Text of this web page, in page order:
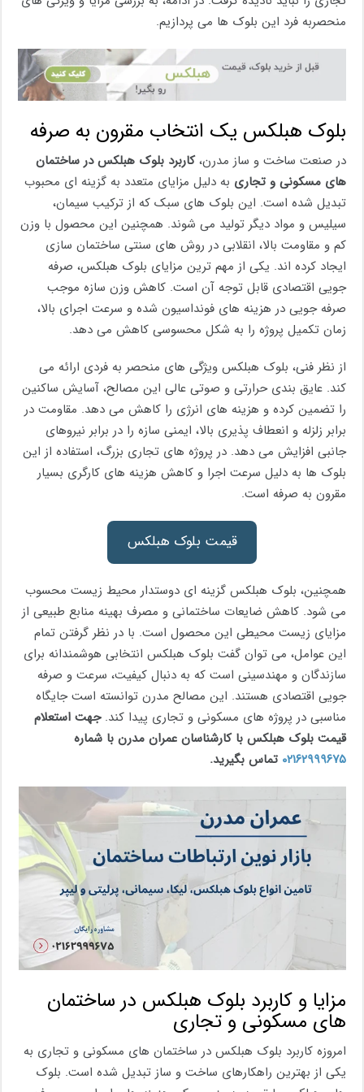
منحصربه فرد این بلوک ها می پردازیم.
بلوک هبلکس یک انتخاب مقرون به صرفه
در صنعت ساخت و ساز مدرن،کاربرد بلوک هبلکس در ساختمان
های مسکونی و تجاری به دلیل مزایای متعدد به گزینه ای محبوب
تبدیل شده است. این بلوک های سبک که از ترکیب سیمان،
سیلیس و مواد دیگر تولید می شوند. همچنین این محصول با وزن
کم و مقاومت بالا، انقلابی در روش های سنتی ساختمان سازی
ایجاد کرده اند. یکی از مهم ترین مزایای بلوک هبلکس، صرفه
جویی اقتصادی قابل توجه آن است. کاهش وزن سازه موجب
صرفه جویی در هزینه های فونداسیون شده و سرعت اجرای بالا،
زمان تکمیل پروژه را به شکل محسوسی کاهش می دهد.
از نظر فنی، بلوک هبلکس ویژگی های منحصر به فردی ارائه می
کند. عایق بندی حرارتی و صوتی عالی این مصالح، آسایش ساکنین
را تضمین کرده و هزینه های انرژی را کاهش می دهد. مقاومت در
برابر زلزله و انعطاف پذیری بالا، ایمنی سازه را در برابر نیروهای
جانبی افزایش می دهد. در پروژه های تجاری بزرگ، استفاده از این
بلوک ها به دلیل سرعت اجرا و کاهش هزینه های کارگری بسیار
مقرون به صرفه است.
قیمت بلوک هبلکس
همچنین، بلوک هبلکس گزینه ای دوستدار محیط زیست محسوب
می شود. کاهش ضایعات ساختمانی و مصرف بهینه منابع طبیعی از
مزایای زیست محیطی این محصول است. با در نظر گرفتن تمام
این عوامل، می توان گفت بلوک هبلکس انتخابی هوشمندانه برای
سازندگان و مهندسینی است که به دنبال کیفیت، سرعت و صرفه
جویی اقتصادی هستند. این مصالح مدرن توانسته است جایگاه
مناسبی در پروژه های مسکونی و تجاری پیدا کند.جهت استعلام
قیمت بلوک هبلکس با کارشناسان عمران مدرن با شماره
۰۲۱۶۲۹۹۹۶۷۵ تماس بگیرید.
مزایا و کاربرد بلوک هبلکس در ساختمان
های مسکونی و تجاری
امروزه کاربرد بلوک هبلکس در ساختمان های مسکونی و تجاری به
یکی از بهترین راهکارهای ساخت و ساز تبدیل شده است. بلوک